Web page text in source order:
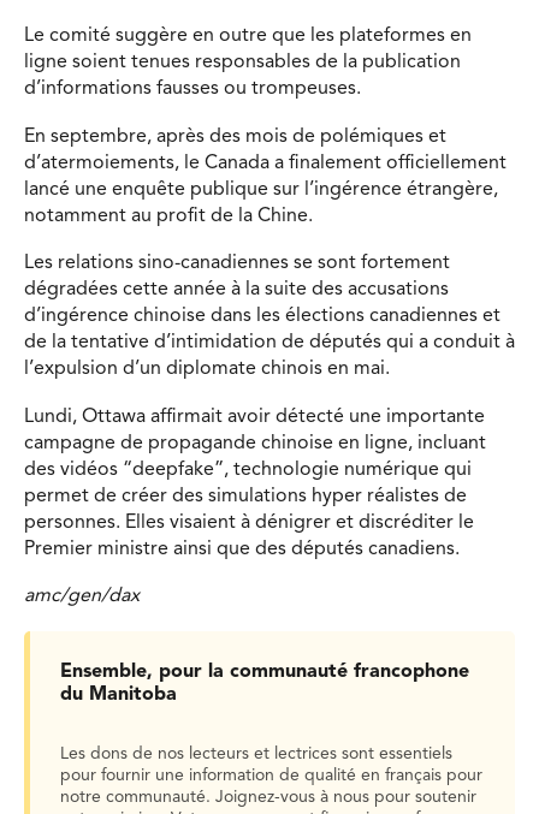
Le comité suggère en outre que les plateformes en
ligne soient tenues responsables de la publication
d’informations fausses ou trompeuses.
En septembre, après des mois de polémiques et
d’atermoiements, le Canada a finalement officiellement
lancé une enquête publique sur l’ingérence étrangère,
notamment au profit de la Chine.
Les relations sino-canadiennes se sont fortement
dégradées cette année à la suite des accusations
d’ingérence chinoise dans les élections canadiennes et
de la tentative d’intimidation de députés qui a conduit à
l’expulsion d’un diplomate chinois en mai.
Lundi, Ottawa affirmait avoir détecté une importante
campagne de propagande chinoise en ligne, incluant
des vidéos “deepfake”, technologie numérique qui
permet de créer des simulations hyper réalistes de
personnes. Elles visaient à dénigrer et discréditer le
Premier ministre ainsi que des députés canadiens.
amc/gen/dax
Ensemble, pour la communauté francophone
du Manitoba
Les dons de nos lecteurs et lectrices sont essentiels
pour fournir une information de qualité en français pour
notre communauté. Joignez-vous à nous pour soutenir